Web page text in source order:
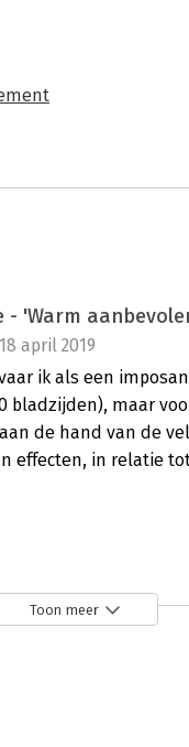
- 'Warm
april 2019
ik als een
bladzijden), maar
de hand van de
effecten, in relatie
werken. Dat is een
Eelke Wielinga en
Toon meer